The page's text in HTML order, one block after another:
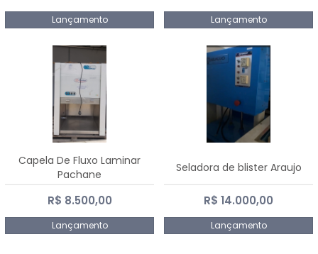
Lançamento Lançamento
Capela De Fluxo Laminar
Pachane
R$ 8.500,00
Lançamento
Seladora de blister Araujo
R$ 14.000,00
Lançamento